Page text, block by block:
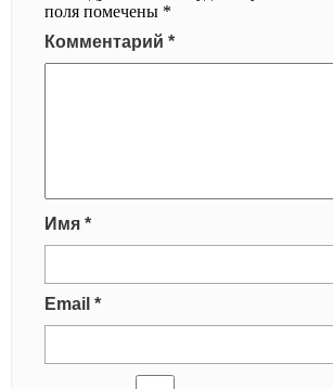
поля помечены *
Комментарий *
Имя *
Email *